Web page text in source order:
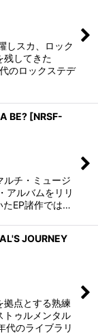
しスカ、ロック
残してきた
のロックステデ
BE? [NRSF-
ルチ・ミュージ
アルバムをリリ
たEP諸作では…
JOURNEY
拠点とする熟練
トゥルメンタル
代のライブラリ